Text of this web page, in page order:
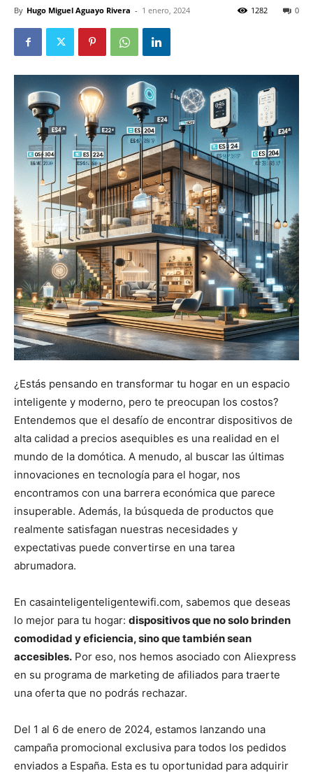
By Hugo Miguel Aguayo Rivera - 1 enero, 2024 0
1282
¿Estás pensando en transformar tu hogar en un espacio
inteligente y moderno, pero te preocupan los costos?
Entendemos que el desafío de encontrar dispositivos de
alta calidad a precios asequibles es una realidad en el
mundo de la domótica. A menudo, al buscar las últimas
innovaciones en tecnología para el hogar, nos
encontramos con una barrera económica que parece
insuperable. Además, la búsqueda de productos que
realmente satisfagan nuestras necesidades y
expectativas puede convertirse en una tarea
abrumadora.
En casainteligenteligentewifi.com, sabemos que deseas
lo mejor para tu hogar: dispositivos que no solo brinden
comodidad y eficiencia, sino que también sean
accesibles. Por eso, nos hemos asociado con Aliexpress
en su programa de marketing de afiliados para traerte
una oferta que no podrás rechazar.
Del 1 al 6 de enero de 2024, estamos lanzando una
campaña promocional exclusiva para todos los pedidos
enviados a España. Esta es tu oportunidad para adquirir